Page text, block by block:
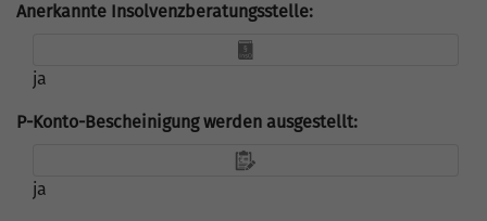
Anerkannte Insolvenzberatungsstelle:
ja
P-Konto-Bescheinigung werden ausgestellt:
ja